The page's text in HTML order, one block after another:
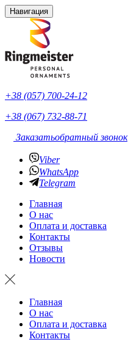
Навигация
+38 (057) 700-24-12
+38 (067) 732-88-71
Заказатьобратный звонок
Viber
WhatsApp
Telegram
Главная
О нас
Оплата и доставка
Контакты
Отзывы
Новости
Главная
О нас
Оплата и доставка
Контакты